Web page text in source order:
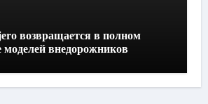
возвращается в полном
моделей внедорожников